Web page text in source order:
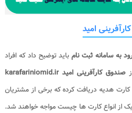
امید
به سامانه ثبت نام باید توضیح داد که افراد
صندوق کارآفرینی امید karafariniomid.ir
هدیه دریافت کرده که برخی از مشتریان
از انواع کارت ها چیست مواجه خواهند شد.